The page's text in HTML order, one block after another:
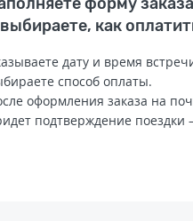
как
дату и время
способ оплаты.
оформления заказа на
подтверждение поездки